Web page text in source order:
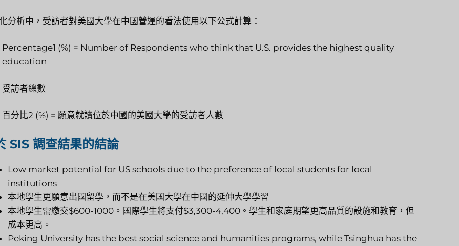
分析中，受訪者對美國大學在中國營運的看法使用以下公式計算：
Percentage1 (%) = Number of Respondents who think that U.S. provides the highest quality
education
受訪者總數
百分比2 (%) = 願意就讀位於中國的美國大學的受訪者人數
SIS 調查結果的結論
Low market potential for US schools due to the preference of local students for local
institutions
本地學生更願意出國留學，而不是在美國大學在中國的延伸大學學習
本地學生需繳交$600-1000。國際學生將支付$3,300-4,400。學生和家庭期望更高品質的設施和教育，但
成本更高。
Peking University has the best social science and humanities programs, while Tsinghua has the